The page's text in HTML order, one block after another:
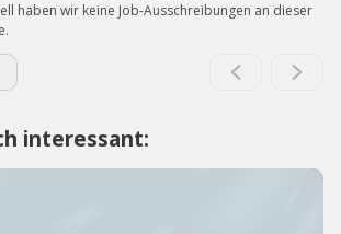
haben wir keine Job-Ausschreibungen an dieser
interessant: